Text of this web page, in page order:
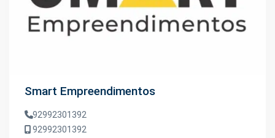
Smart Empreendimentos
92992301392
92992301392